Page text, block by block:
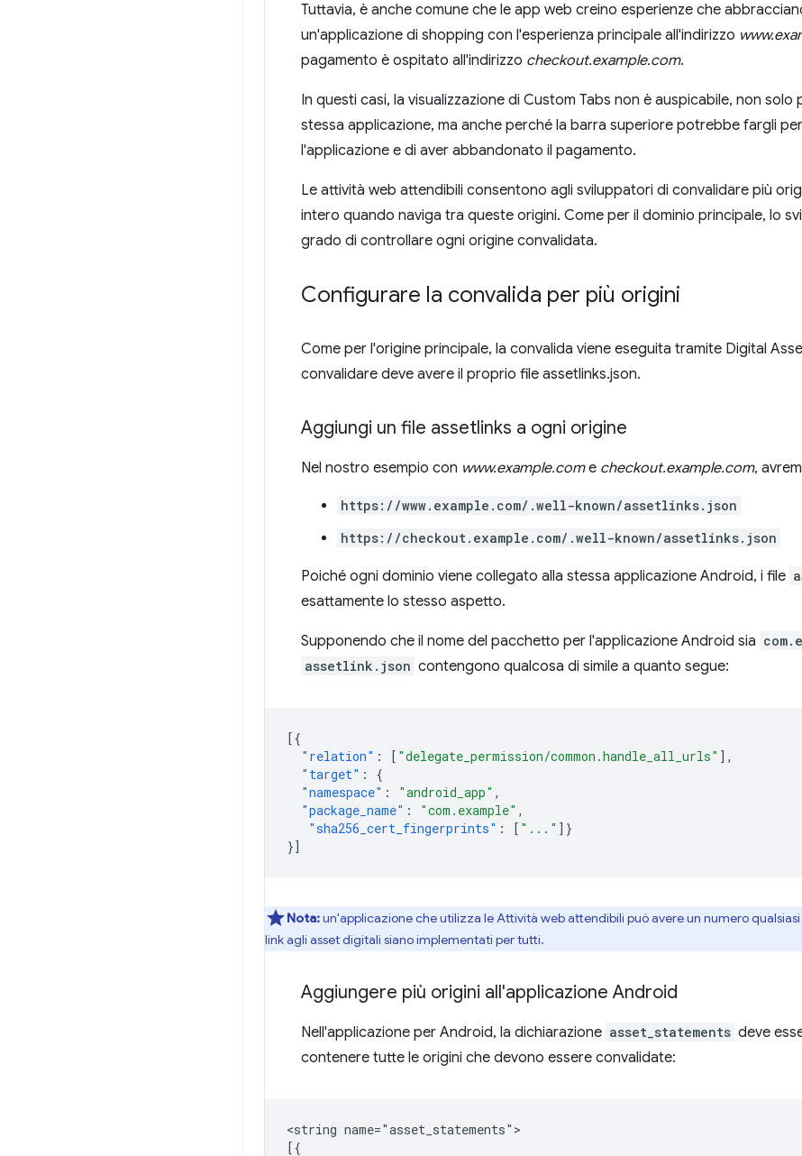
Tuttavia, è anche comune che le app web creino esperienze che
un'applicazione di shopping con l'esperienza principale all'indirizzo
pagamento è ospitato all'indirizzo checkout.example.com.
In questi casi, la visualizzazione di Custom Tabs non è auspicabile, non
stessa applicazione, ma anche perché la barra superiore potrebbe fargli
l'applicazione e di aver abbandonato il pagamento.
Le attività web attendibili consentono agli sviluppatori di convalidare più
intero quando naviga tra queste origini. Come per il dominio principale, lo
grado di controllare ogni origine convalidata.
Configurare la convalida per più origini
Come per l'origine principale, la convalida viene eseguita tramite Digital
convalidare deve avere il proprio file assetlinks.json.
Aggiungi un file assetlinks a ogni origine
Nel nostro esempio con www.example.come checkout.example.com,
https://www.example.com/.well-known/assetlinks.json
https://checkout.example.com/.well-known/assetlinks.json
Poiché ogni dominio viene collegato alla stessa applicazione Android, i file
esattamente lo stesso aspetto.
Supponendo che il nome del pacchetto per l'applicazione Android sia
assetlink.json contengono qualcosa di simile a quanto segue:
[{
"relation" : [ "delegate_permission/common.handle_all_urls" ],
"target" :
{
"namespace" : "android_app" ,
"package_name" : "com.example" ,
"sha256_cert_fingerprints" : [ "..." ]}
}]
Nota:un'applicazione che utilizza le Attività web attendibili può avere un numero
link agli asset digitali siano implementati per tutti.
Aggiungere più origini all'applicazione Android
Nell'applicazione per Android, la dichiarazione asset_statements deve
contenere tutte le origini che devono essere convalidate:
<string name="asset_statements">